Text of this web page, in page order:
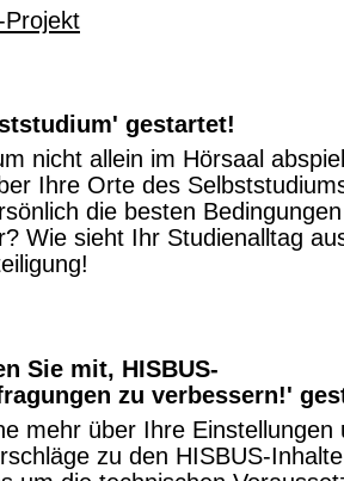
gestartet!
nicht allein im Hörsaal
Ihre Orte des
die besten
Wie sieht Ihr Studienalltag
Sie mit, HISBUS-
zu verbessern!'
mehr über Ihre Einstellungen
zu den HISBUS-